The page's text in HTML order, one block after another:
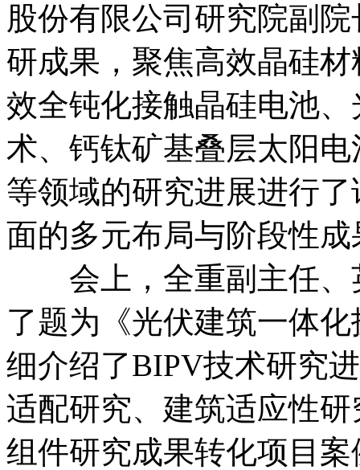
股份有限公司研究院副
研成果，聚焦高效晶硅
效全钝化接触晶硅电池
术、钙钛矿基叠层太阳
等领域的研究进展进行
面的多元布局与阶段性成
会上，全重副主任、
了题为《光伏建筑一体
细介绍了BIPV技术研究
适配研究、建筑适应性
组件研究成果转化项目